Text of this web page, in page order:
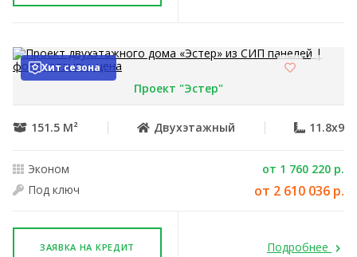
Хит сезона
Проект "Эстер"
151.5 М² Двухэтажный 11.8x9
Эконом
от 1 760 220 р.
Под ключ
от 2 610 036 р.
ЗАЯВКА НА КРЕДИТ Подробнее